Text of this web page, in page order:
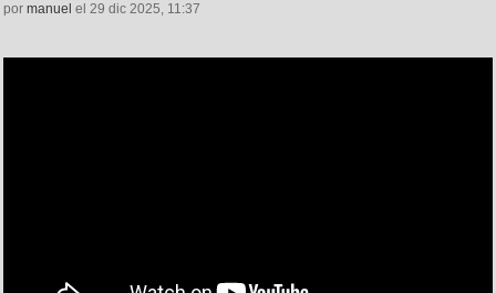
por manuel el 29 dic 2025, 11:37